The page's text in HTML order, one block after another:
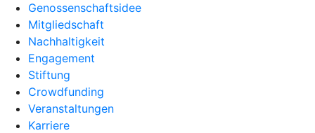
Genossenschaftsidee
Mitgliedschaft
Nachhaltigkeit
Engagement
Stiftung
Crowdfunding
Veranstaltungen
Karriere